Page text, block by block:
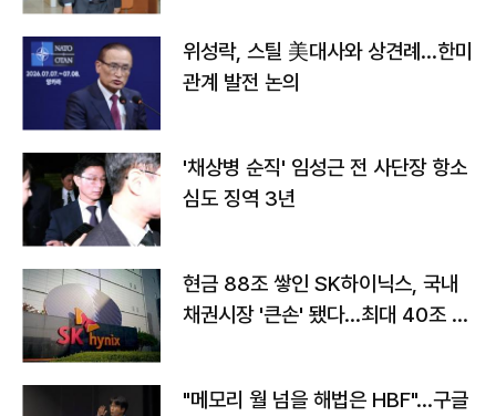
위성락, 스틸 美대사와 상견례…한미
관계 발전 논의
'채상병 순직' 임성근 전 사단장 항소
심도 징역 3년
현금 88조 쌓인 SK하이닉스, 국내
채권시장 '큰손' 됐다…최대 40조 투
"메모리 월 넘을 해법은 HBF"…구글